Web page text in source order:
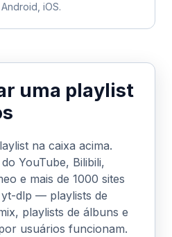
iOS.
uma playlist
na caixa acima.
YouTube, Bilibili,
e mais de 1000 sites
dlp — playlists de
playlists de álbuns e
usuários funcionam.